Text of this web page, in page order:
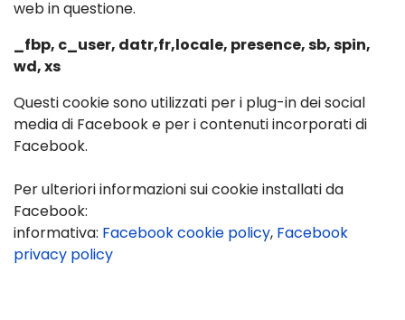
web in questione.
_fbp, c_user, datr,fr,locale, presence, sb, spin,
wd, xs
Questi cookie sono utilizzati per i plug-in dei social
media di Facebook e per i contenuti incorporati di
Facebook.
Per ulteriori informazioni sui cookie installati da
Facebook:
informativa: Facebook cookie policy, Facebook
privacy policy